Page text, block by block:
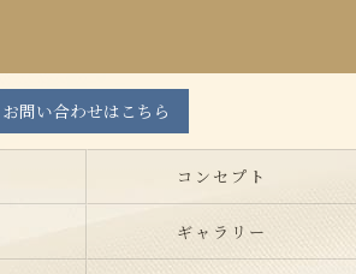
お問い合わせはこちら
コンセプト
ギャラリー